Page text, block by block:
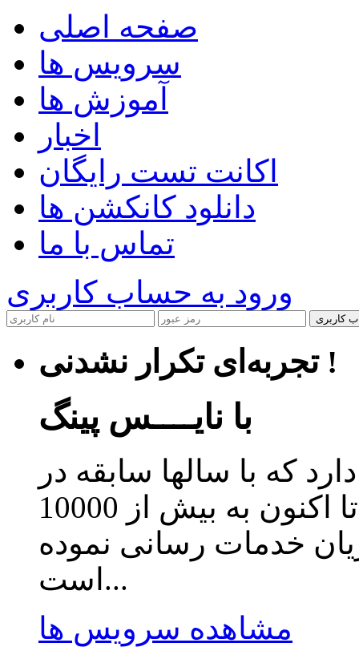
صفحه اصلی
سرویس ها
آموزش ها
اخبار
اکانت تست رایگان
دانلود کانکشن ها
تماس با ما
ورود به حساب کاربری
کاربری
تجربه‌ای تکرار نشدنی !
با نایــــس پینگ
که با سالها سابقه در
زمینه ارائه سرویس کاهش پینگ تا اکنون به بیش از 10000
خدمات رسانی نموده
است...
مشاهده سرویس ها